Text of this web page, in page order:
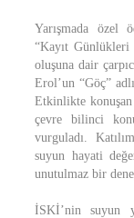
Yarışmada özel
“Kayıt
oluşuna dair
Erol’un “Göç”
Etkinlikte
çevre bilinci
vurguladı.
suyun hayati
unutulmaz bir
İSKİ’nin suyun